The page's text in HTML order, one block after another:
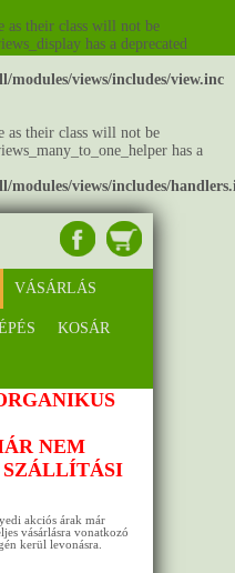
as their class will not be
has a deprecated
views/includes/view.inc
as their class will not be
has a
views/includes/
VÁSÁRLÁS
KOSÁR
NEM
akciós árak már
vásárlásra vonatkozó
kerül levonásra.